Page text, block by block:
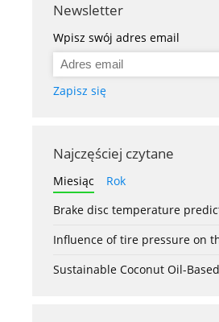
Newsletter
Wpisz swój adres email
Zapisz się
Najczęściej czytane
Miesiąc
Rok
Brake disc temperature
Influence of tire pressure on
Sustainable Coconut Oil-